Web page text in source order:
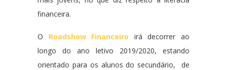
financeira.
O Roadshow Financeiro irá decorrer ao
longo do ano letivo 2019/2020, estando
orientado para os alunos do secundário, de